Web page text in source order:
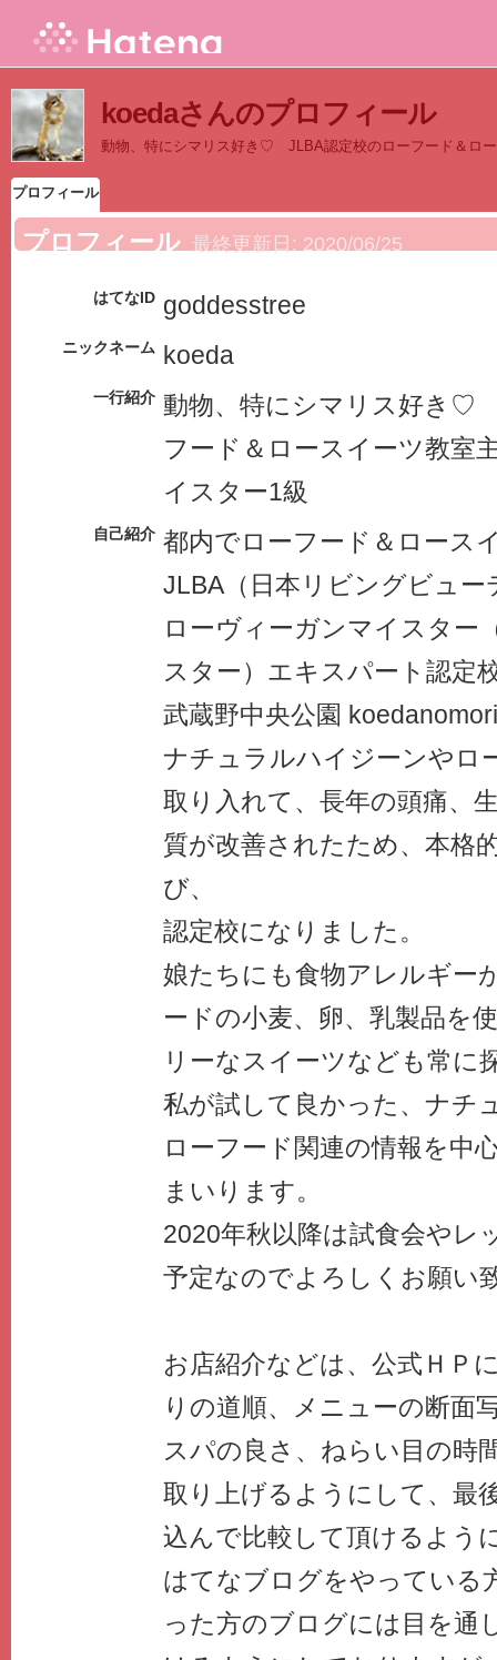
koedaさんのプロフィール
動物、特にシマリス好き♡ JLBA認定校のローフード＆ロ
プロフィール
プロフィール 最終更新日: 2020/06/25
はてなID goddesstree
ニックネーム koeda
一行紹介 動物、特にシマリス好き♡
フード＆ロースイーツ教
イスター1級
自己紹介 都内でローフード＆ロース
JLBA（日本リビングビュー
ローヴィーガンマイスター
スター）エキスパート認定
武蔵野中央公園
ナチュラルハイジーンやロ
取り入れて、長年の頭痛、
質が改善されたため、本格
び、
認定校になりました。
娘たちにも食物アレルギー
ードの小麦、卵、乳製品を
リーなスイーツなども常に
私が試して良かった、ナチ
ローフード関連の情報を中
まいります。
2020年秋以降は試食会やレ
予定なのでよろしくお願い
お店紹介などは、公式ＨＰ
りの道順、メニューの断面
スパの良さ、ねらい目の時
取り上げるようにして、最
込んで比較して頂けるよう
はてなブログをやっている
った方のブログには目を通